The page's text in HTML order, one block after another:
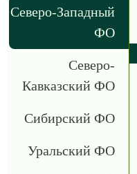
Северо-Западный
ФО
Северо-
Кавказский ФО
Сибирский ФО
Уральский ФО